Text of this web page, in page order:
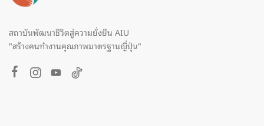
สถาบันพัฒนาชีวิตสู่ความยั่งยืน AIU
"สร้างคนทำงานคุณภาพมาตรฐานญี่ปุ่น"